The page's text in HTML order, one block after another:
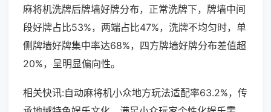
麻将机洗牌后牌墙好牌分布，正常洗牌下，牌墙中间
段好牌占比53%，两端占比47%，洗牌不均匀时，单
侧牌墙好牌集中率达68%，四方牌墙好牌分布差值超
20%，呈明显偏向性。
相关快讯:自动麻将机小众地方玩法适配率63.2%，传